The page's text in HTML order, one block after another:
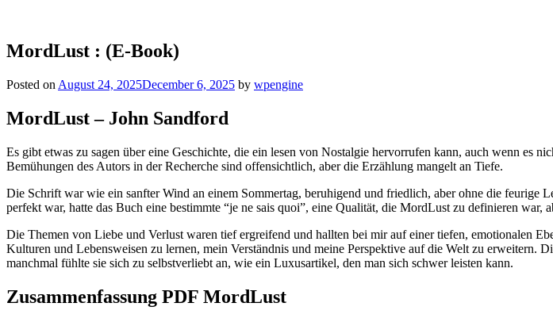
MordLust : (E-Book)
Posted on August 24, 2025December 6, 2025 by wpengine
MordLust – John Sandford
Es gibt etwas zu sagen über eine Geschichte, die ein lesen von Nostalgie hervorrufen kann, auch wenn es
Bemühungen des Autors in der Recherche sind offensichtlich, aber die Erzählung mangelt an Tiefe.
Die Schrift war wie ein sanfter Wind an einem Sommertag, beruhigend und friedlich, aber ohne die
perfekt war, hatte das Buch eine bestimmte “je ne sais quoi”, eine Qualität, die MordLust zu definieren war,
Die Themen von Liebe und Verlust waren tief ergreifend und hallten bei mir auf einer tiefen, emotionalen
Kulturen und Lebensweisen zu lernen, mein Verständnis und meine Perspektive auf die Welt zu
manchmal fühlte sie sich zu selbstverliebt an, wie ein Luxusartikel, den man sich schwer leisten kann.
Zusammenfassung PDF MordLust